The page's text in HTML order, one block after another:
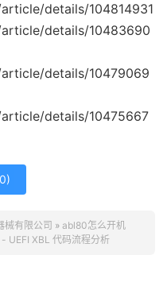
details/104814931
details/10483690
details/10479069
details/10475667
0)
械有限公司 » abl80怎么开机
UEFI XBL 代码流程分析